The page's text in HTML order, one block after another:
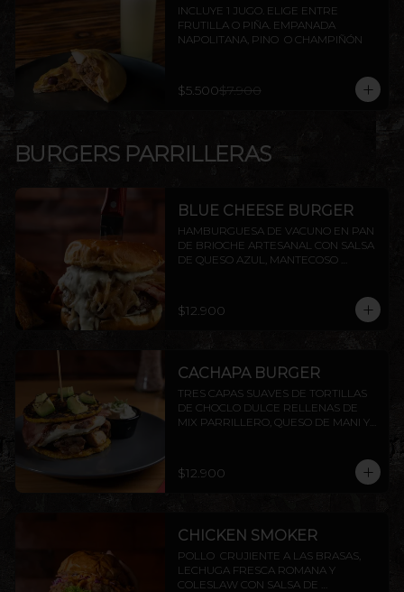
INCLUYE 1 JUGO. ELIGE ENTRE
FRUTILLA O PIÑA. EMPANADA
NAPOLITANA, PINO  O CHAMPIÑÓN
$5.500$7.900
BURGERS PARRILLERAS
BLUE CHEESE BURGER
HAMBURGUESA DE VACUNO EN PAN
DE BRIOCHE ARTESANAL CON SALSA
DE QUESO AZUL, MANTECOSO
PAPAS RÚSTICAS.
$12.900
CACHAPA BURGER
TRES CAPAS SUAVES DE TORTILLAS
DE CHOCLO DULCE RELLENAS DE
MIX PARRILLERO, QUESO DE MANI Y
DE SALSA CHIMICHURRI Y NATA
$12.900
CHICKEN SMOKER
POLLO  CRUJIENTE A LAS BRASAS,
LECHUGA FRESCA ROMANA Y
COLESLAW CON SALSA DE